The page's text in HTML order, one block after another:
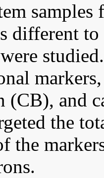
different
were
(CB), and
the
the